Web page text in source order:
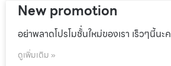
New promotion
อย่าพลาดโปรโมชั้่นใหม่ของเรา เร็วๆนี้นะค
ดูเพิ่มเติม »